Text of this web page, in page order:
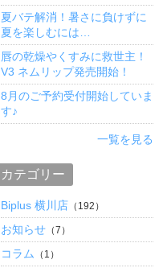
夏バテ解消！暑さに負けずに
夏を楽しむには…
唇の乾燥やくすみに救世主！
V3 ネムリップ発売開始！
8月のご予約受付開始していま
す♪
一覧を見る
カテゴリー
Biplus 横川店 （192）
お知らせ （7）
コラム （1）